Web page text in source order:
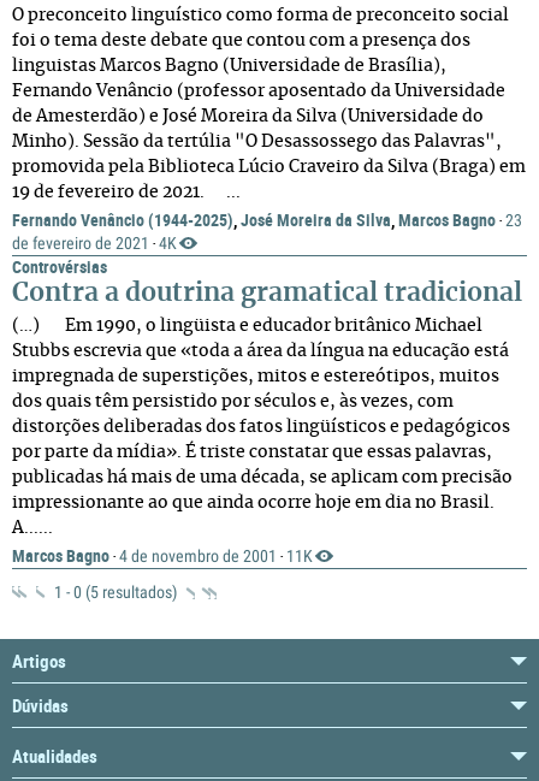
O preconceito linguístico como forma de preconceito social
foi o tema deste debate que contou com a presença dos
linguistas Marcos Bagno (Universidade de Brasília),
Fernando Venâncio (professor aposentado da Universidade
de Amesterdão) e José Moreira da Silva (Universidade do
Minho). Sessão da tertúlia "O Desassossego das Palavras",
promovida pela Biblioteca Lúcio Craveiro da Silva (Braga) em
19 de fevereiro de 2021. ...
Fernando Venâncio (1944-2025),José Moreira da Silva,Marcos Bagno · 23
de fevereiro de 2021 · 4K
Controvérsias
Contra a doutrina gramatical tradicional
(…) Em 1990, o lingüista e educador britânico Michael
Stubbs escrevia que «toda a área da língua na educação está
impregnada de superstições, mitos e estereótipos, muitos
dos quais têm persistido por séculos e, às vezes, com
distorções deliberadas dos fatos lingüísticos e pedagógicos
por parte da mídia». É triste constatar que essas palavras,
publicadas há mais de uma década, se aplicam com precisão
impressionante ao que ainda ocorre hoje em dia no Brasil.
A......
Marcos Bagno · 4 de novembro de 2001 · 11K
1 - 0 (5 resultados)
Artigos
Dúvidas
Atualidades